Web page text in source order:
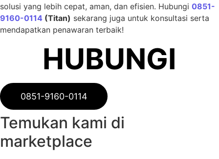
solusi yang lebih cepat, aman, dan efisien. Hubungi 0851-
9160-0114 (Titan) sekarang juga untuk konsultasi serta
mendapatkan penawaran terbaik!
HUBUNGI
0851-9160-0114
Temukan kami di
marketplace